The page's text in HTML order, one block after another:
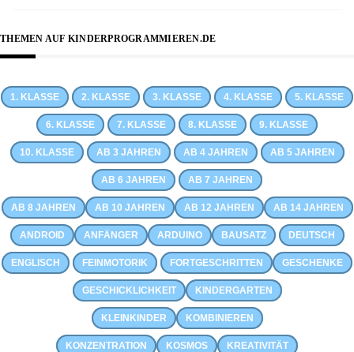
THEMEN AUF KINDERPROGRAMMIEREN.DE
1. KLASSE 2. KLASSE 3. KLASSE 4. KLASSE 5. KLASSE
6. KLASSE 7. KLASSE 8. KLASSE 9. KLASSE
10. KLASSE AB 3 JAHREN AB 4 JAHREN AB 5 JAHREN
AB 6 JAHREN AB 7 JAHREN
AB 8 JAHREN AB 10 JAHREN AB 12 JAHREN AB 14 JAHREN
ANDROID ANFÄNGER ARDUINO BAUSATZ DEUTSCH
ENGLISCH FEINMOTORIK FORTGESCHRITTEN GESCHENKE
GESCHICKLICHKEIT KINDERGARTEN
KLEINKINDER KOMBINIEREN
KONZENTRATION KOSMOS KREATIVITÄT